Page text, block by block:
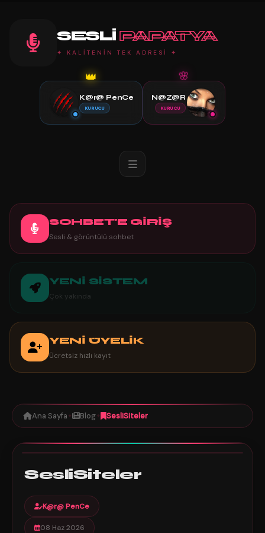
SESLI PAPATYA
✦ KALİTENİN TEK ADRESİ ✦
👑
K@r@ PenCe
KURUCU
🌸
N@Z@R
KURUCU
SOHBET'E GİRİŞ
Sesli & görüntülü sohbet
YENİ SİSTEM
Çok yakında
YENİ ÜYELİK
Ücretsiz hızlı kayıt
Ana Sayfa ✦ Blog✦ SesliSiteler
SesliSiteler
K@r@ PenCe
08 Haz 2026